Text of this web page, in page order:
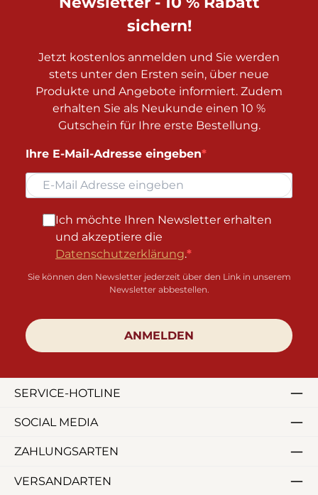
sichern!
Jetzt kostenlos anmelden und Sie werden
stets unter den Ersten sein, über neue
Produkte und Angebote informiert. Zudem
erhalten Sie als Neukunde einen 10 %
Gutschein für Ihre erste Bestellung.
Ihre E-Mail-Adresse eingeben
Ich möchte Ihren Newsletter erhalten
und akzeptiere die
Datenschutzerklärung.
Sie können den Newsletter jederzeit über den Link in unserem
Newsletter abbestellen.
ANMELDEN
SERVICE-HOTLINE
SOCIAL MEDIA
ZAHLUNGSARTEN
VERSANDARTEN